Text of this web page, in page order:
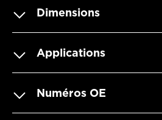
Dimensions
Applications
Numéros OE